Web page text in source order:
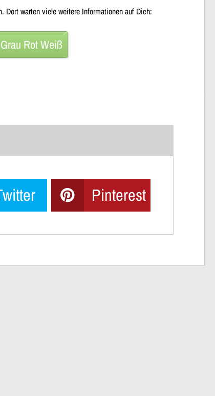
Dort warten viele weitere Informationen auf Dich:
Rot Weiß
Pinterest